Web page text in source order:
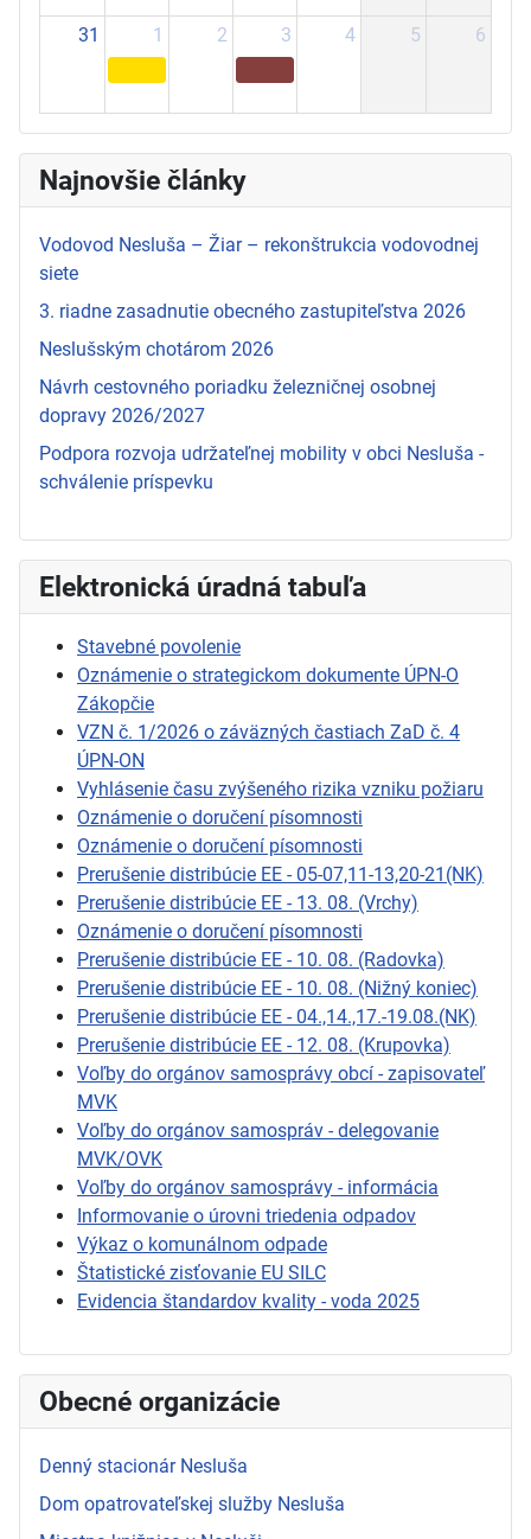
31 1 2 3 4 5 6
Najnovšie články
Vodovod Nesluša – Žiar – rekonštrukcia vodovodnej
siete
3. riadne zasadnutie obecného zastupiteľstva 2026
Neslušským chotárom 2026
Návrh cestovného poriadku železničnej osobnej
dopravy 2026/2027
Podpora rozvoja udržateľnej mobility v obci Nesluša -
schválenie príspevku
Elektronická úradná tabuľa
Stavebné povolenie
Oznámenie o strategickom dokumente ÚPN-O
Zákopčie
VZN č. 1/2026 o záväzných častiach ZaD č. 4
ÚPN-ON
Vyhlásenie času zvýšeného rizika vzniku požiaru
Oznámenie o doručení písomnosti
Oznámenie o doručení písomnosti
Prerušenie distribúcie EE - 05-07,11-13,20-21(NK)
Prerušenie distribúcie EE - 13. 08. (Vrchy)
Oznámenie o doručení písomnosti
Prerušenie distribúcie EE - 10. 08. (Radovka)
Prerušenie distribúcie EE - 10. 08. (Nižný koniec)
Prerušenie distribúcie EE - 04.,14.,17.-19.08.(NK)
Prerušenie distribúcie EE - 12. 08. (Krupovka)
Voľby do orgánov samosprávy obcí - zapisovateľ
MVK
Voľby do orgánov samospráv - delegovanie
MVK/OVK
Voľby do orgánov samosprávy - informácia
Informovanie o úrovni triedenia odpadov
Výkaz o komunálnom odpade
Štatistické zisťovanie EU SILC
Evidencia štandardov kvality - voda 2025
Obecné organizácie
Denný stacionár Nesluša
Dom opatrovateľskej služby Nesluša